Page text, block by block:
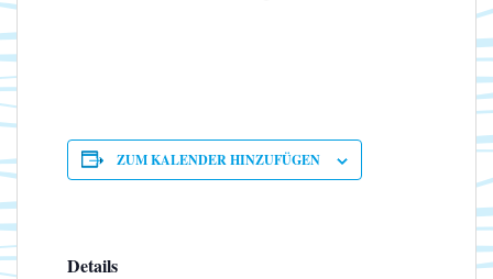
ZUM KALENDER HINZUFÜGEN
Details